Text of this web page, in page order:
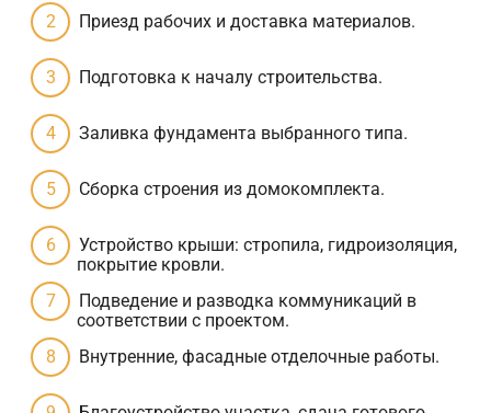
Приезд рабочих и доставка материалов.
Подготовка к началу строительства.
Заливка фундамента выбранного типа.
Сборка строения из домокомплекта.
Устройство крыши: стропила, гидроизоляция,
покрытие кровли.
Подведение и разводка коммуникаций в
соответствии с проектом.
Внутренние, фасадные отделочные работы.